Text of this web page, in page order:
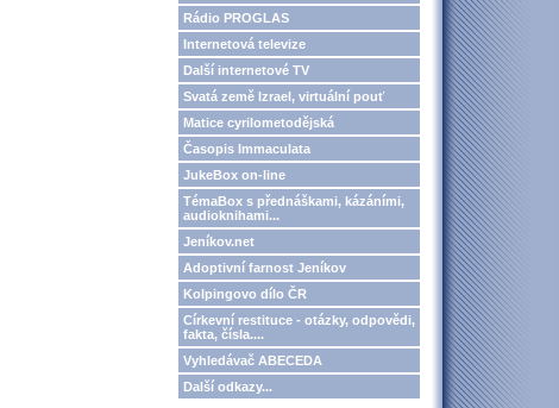
Rádio PROGLAS
Internetová televize
Další internetové TV
Svatá země Izrael, virtuální pouť
Matice cyrilometodějská
Časopis Immaculata
JukeBox on-line
TémaBox s přednáškami, kázáními,
audioknihami...
Jeníkov.net
Adoptivní farnost Jeníkov
Kolpingovo dílo ČR
Církevní restituce - otázky, odpovědi,
fakta, čísla....
Vyhledávač ABECEDA
Další odkazy...